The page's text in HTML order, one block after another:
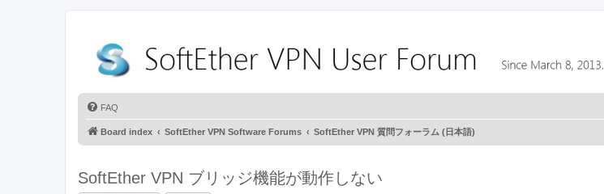
FAQ
Board index SoftEther VPN Software Forums SoftEther VPN 質問フォーラム (日本語)
SoftEther VPN ブリッジ機能が動作しない